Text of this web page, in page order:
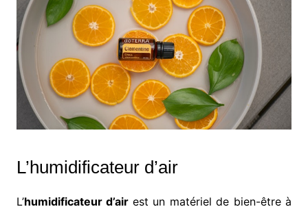
L’humidificateur d’air
L’humidificateur d’air est un matériel de bien-être à